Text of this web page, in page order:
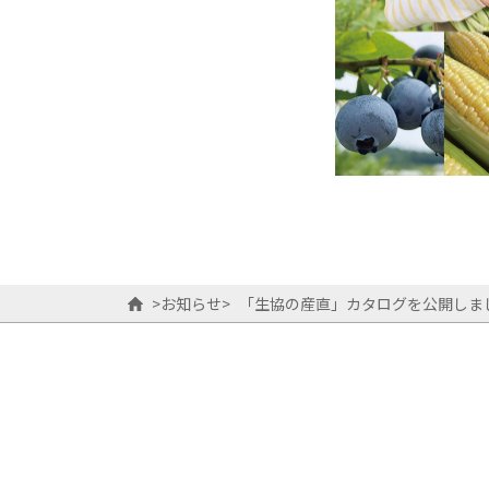
>お知らせ> 「生協の産直」カタログを公開しま